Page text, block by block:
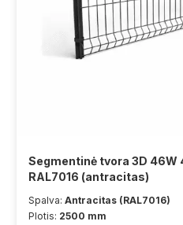
Segmentinė tvora 3D 46W
RAL7016 (antracitas)
Spalva: Antracitas (RAL7016)
Plotis: 2500 mm